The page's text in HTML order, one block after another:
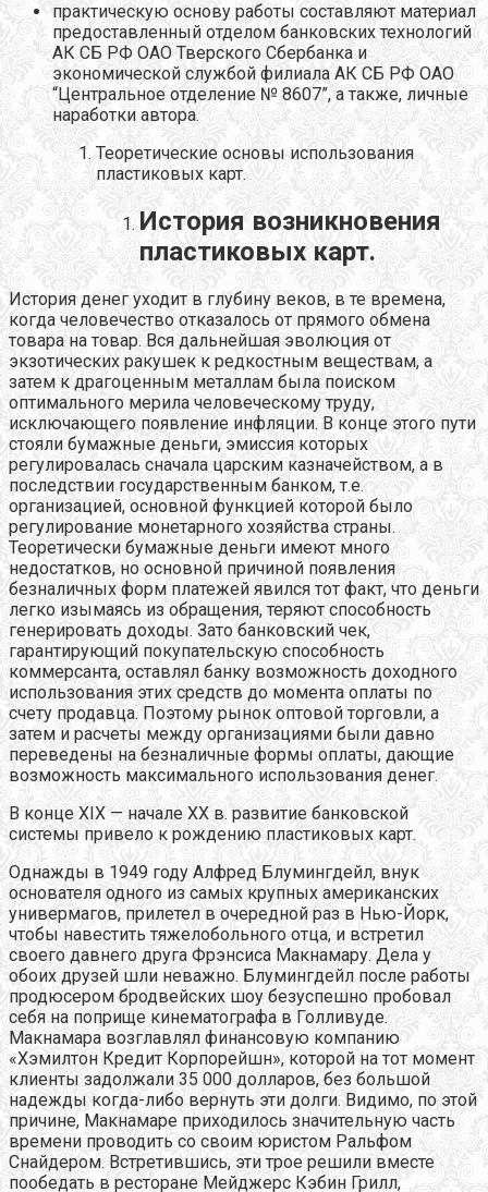
практическую основу работы составляют материал
предоставленный отделом банковских технологий
АК СБ РФ ОАО Тверского Сбербанка и
экономической службой филиала АК СБ РФ ОАО
“Центральное отделение № 8607”, а также, личные
наработки автора.
Теоретические основы использования
пластиковых карт.
История возникновения
пластиковых карт.
История денег уходит в глубину веков, в те времена,
когда человечество отказалось от прямого обмена
товара на товар. Вся дальнейшая эволюция от
экзотических ракушек к редкостным веществам, а
затем к драгоценным металлам была поиском
оптимального мерила человеческому труду,
исключающего появление инфляции. В конце этого пути
стояли бумажные деньги, эмиссия которых
регулировалась сначала царским казначейством, а в
последствии государственным банком, т.е.
организацией, основной функцией которой было
регулирование монетарного хозяйства страны.
Теоретически бумажные деньги имеют много
недостатков, но основной причиной появления
безналичных форм платежей явился тот факт, что деньги
легко изымаясь из обращения, теряют способность
генерировать доходы. Зато банковский чек,
гарантирующий покупательскую способность
коммерсанта, оставлял банку возможность доходного
использования этих средств до момента оплаты по
счету продавца. Поэтому рынок оптовой торговли, а
затем и расчеты между организациями были давно
переведены на безналичные формы оплаты, дающие
возможность максимального использования денег.
В конце XIX — начале XX в. развитие банковской
системы привело к рождению пластиковых карт.
Однажды в 1949 году Алфред Блумингдейл, внук
основателя одного из самых крупных американских
универмагов, прилетел в очередной раз в Нью-Йорк,
чтобы навестить тяжелобольного отца, и встретил
своего давнего друга Фрэнсиса Макнамару. Дела у
обоих друзей шли неважно. Блумингдейл после работы
продюсером бродвейских шоу безуспешно пробовал
себя на поприще кинематографа в Голливуде.
Макнамара возглавлял финансовую компанию
«Хэмилтон Кредит Корпорейшн», которой на тот момент
клиенты задолжали 35 000 долларов, без большой
надежды когда-либо вернуть эти долги. Видимо, по этой
причине, Макнамаре приходилось значительную часть
времени проводить со своим юристом Ральфом
Снайдером. Встретившись, эти трое решили вместе
пообедать в ресторане Мейджерс Кэбин Грилл,